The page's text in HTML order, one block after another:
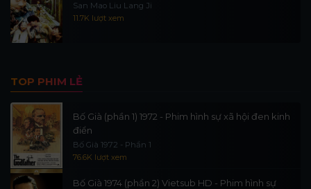
San Mao Liu Lang Ji
11.7K lượt xem
TOP PHIM LẺ
Bố Già (phần 1) 1972 - Phim hình sự xã hội đen kinh
điển
Bố Già 1972 - Phần 1
76.6K lượt xem
Bố Già 1974 (phần 2) Vietsub HD - Phim hình sự